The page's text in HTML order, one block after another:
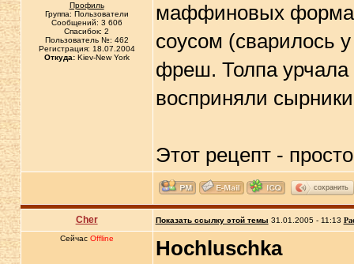
Профиль
Группа: Пользователи
Сообщений: 3 606
Спасибок: 2
Пользователь №: 462
Регистрация: 18.07.2004
Откуда:Kiev-New York
маффиновых
соусом (сварилось
фреш. Толпа урчала
восприняли
Этот рецепт -
сохранить
Cher Показать ссылку этой темы 31.01.2005 - 11:13
Сейчас Offline
Hochluschka